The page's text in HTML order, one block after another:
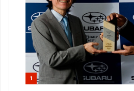
1